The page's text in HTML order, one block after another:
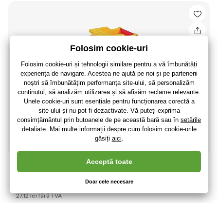
Big Power Worker Mini Kipper
27,12 leifără TVA